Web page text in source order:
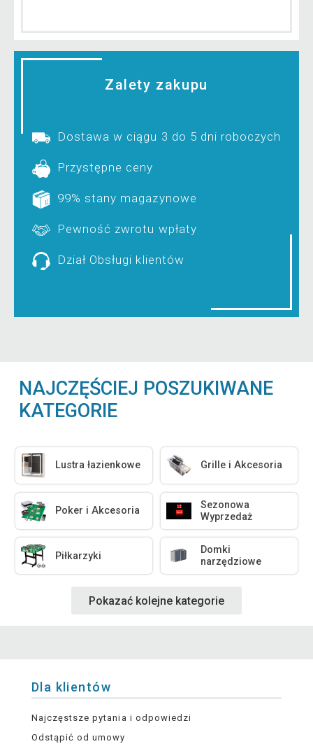
Zalety zakupu
Dostawa w ciągu 3 do 5 dni roboczych
Przystępne ceny
99% stany magazynowe
Pewność zwrotu wpłaty
Dział Obsługi klientów
NAJCZĘŚCIEJ POSZUKIWANE
KATEGORIE
Lustra łazienkowe Grille i Akcesoria
Poker i Akcesoria
Sezonowa
Wyprzedaż
Piłkarzyki
Domki
narzędziowe
Pokazać kolejne kategorie
Dla klientów
Najczęstsze pytania i odpowiedzi
Odstąpić od umowy